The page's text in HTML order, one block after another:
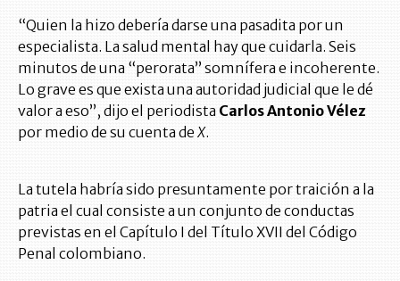
“Quien la hizo debería darse una pasadita por un
especialista. La salud mental hay que cuidarla. Seis
minutos de una “perorata” somnífera e incoherente.
Lo grave es que exista una autoridad judicial que le dé
valor a eso”, dijo el periodista Carlos Antonio Vélez
por medio de su cuenta de X.
La tutela habría sido presuntamente por traición a la
patria el cual consiste a un conjunto de conductas
previstas en el Capítulo I del Título XVII del Código
Penal colombiano.